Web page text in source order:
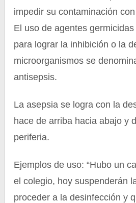
impedir su contaminación
El uso de agentes
para lograr la inhibición o la
microorganismos se
antisepsis.
La asepsia se logra con la
hace de arriba hacia abajo y
periferia.
Ejemplos de uso: “Hubo un
el colegio, hoy suspenderán
proceder a la desinfección y